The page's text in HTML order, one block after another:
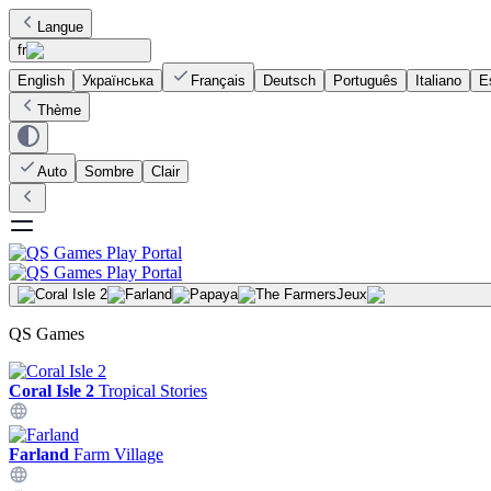
Langue
fr
English
Українська Français Deutsch Português Italiano
Thème
Auto Sombre Clair
Jeux
QS Games
Coral Isle 2 Tropical Stories
Farland Farm Village